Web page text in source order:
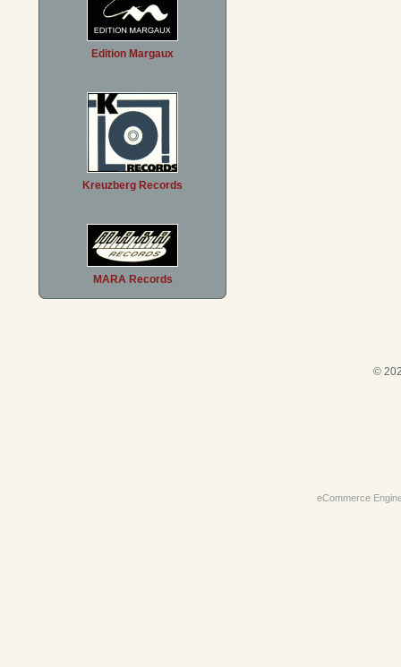
Edition Margaux
Kreuzberg Records
MARA Records
©
eCommerce